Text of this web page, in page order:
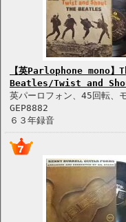
【英Parlophone mono】
Beatles/Twist and
英パーロフォン、45回転、
GEP8882
６３年録音